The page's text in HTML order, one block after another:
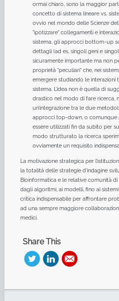
ormai chiaro, sono la maggior
concetto di sistema lineare vs.
ovvio nel mondo delle Scienze
"ipotizzare" collegamenti e
sistema, gli approcci bottom-up
dettagli (ad es. singoli geni e
sicuramente importante ma non
proprietà "peculiari" che, nei
emergere studiando le interazioni
sistema. L’idea non è quella di
drastico nel modo di fare ricerca,
un’integrazione tra le due
approcci top-down, o comunque
essere utilizzati fin da subito per
modo strutturato la ricerca
ovviamente un requisito
La motivazione strategica per
la totalità delle strategie d'indagine
Bioinformatica e le relative comunità
dagli algoritmi, ai modelli, fino ai
critica indispensabile per affrontare
ad una sempre maggiore
medici.
Share This